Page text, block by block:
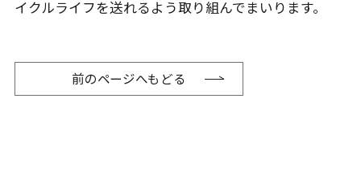
イクルライフを送れるよう取り組んでまいります。
前のページへもどる